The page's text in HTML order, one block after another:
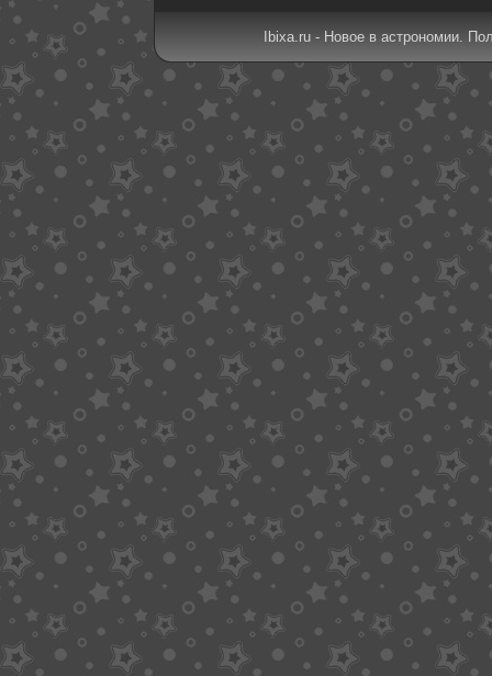
Ibixa.ru - Новое в астрономии.